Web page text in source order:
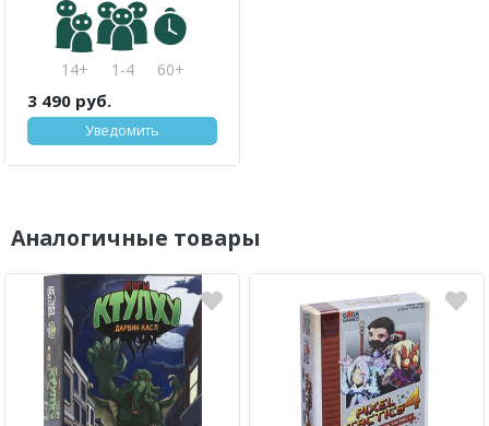
14+ 1-4 60+
3 490 руб.
Уведомить
Аналогичные товары